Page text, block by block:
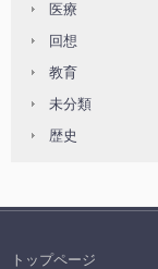
医療
回想
教育
未分類
歴史
トップページ